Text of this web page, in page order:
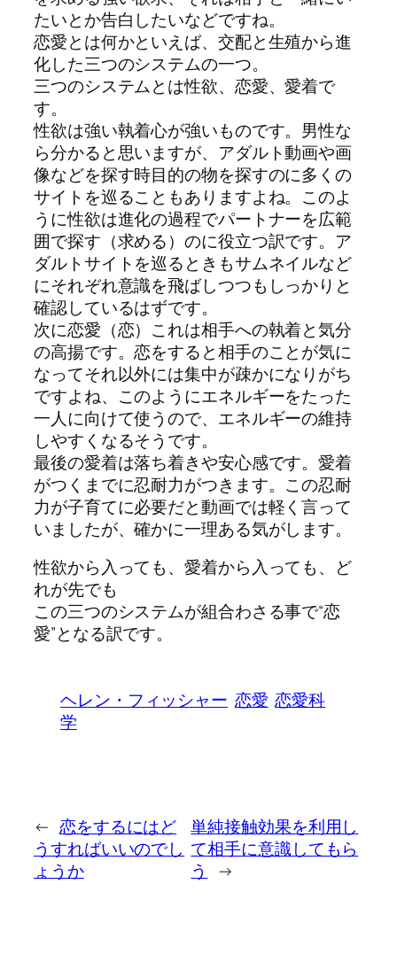
たいとか告白したいなどですね。
恋愛とは何かといえば、交配と生殖から進
化した三つのシステムの一つ。
三つのシステムとは性欲、恋愛、愛着で
す。
性欲は強い執着心が強いものです。男性な
ら分かると思いますが、アダルト動画や画
像などを探す時目的の物を探すのに多くの
サイトを巡ることもありますよね。このよ
うに性欲は進化の過程でパートナーを広範
囲で探す（求める）のに役立つ訳です。ア
ダルトサイトを巡るときもサムネイルなど
にそれぞれ意識を飛ばしつつもしっかりと
確認しているはずです。
次に恋愛（恋）これは相手への執着と気分
の高揚です。恋をすると相手のことが気に
なってそれ以外には集中が疎かになりがち
ですよね、このようにエネルギーをたった
一人に向けて使うので、エネルギーの維持
しやすくなるそうです。
最後の愛着は落ち着きや安心感です。愛着
がつくまでに忍耐力がつきます。この忍耐
力が子育てに必要だと動画では軽く言って
いましたが、確かに一理ある気がします。
性欲から入っても、愛着から入っても、ど
れが先でも
この三つのシステムが組合わさる事で“恋
愛”となる訳です。
ヘレン・フィッシャー 恋愛 恋愛科
学
← 恋をするにはど
うすればいいのでし
ょうか
単純接触効果を利用し
て相手に意識してもら
う
→